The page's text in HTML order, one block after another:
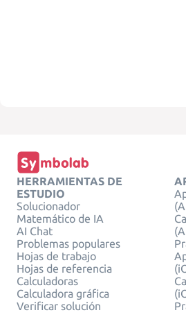
HERRAMIENTAS DE
ESTUDIO
Solucionador
Matemático de IA
AI Chat
Problemas populares
Hojas de trabajo
Hojas de referencia
Calculadoras
Calculadora gráfica
Verificar solución